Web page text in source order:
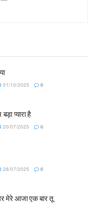
01/10/2025 0
प्यारा है
20/07/2025 0
28/07/2025 0
मेरे आजा एक बार तू